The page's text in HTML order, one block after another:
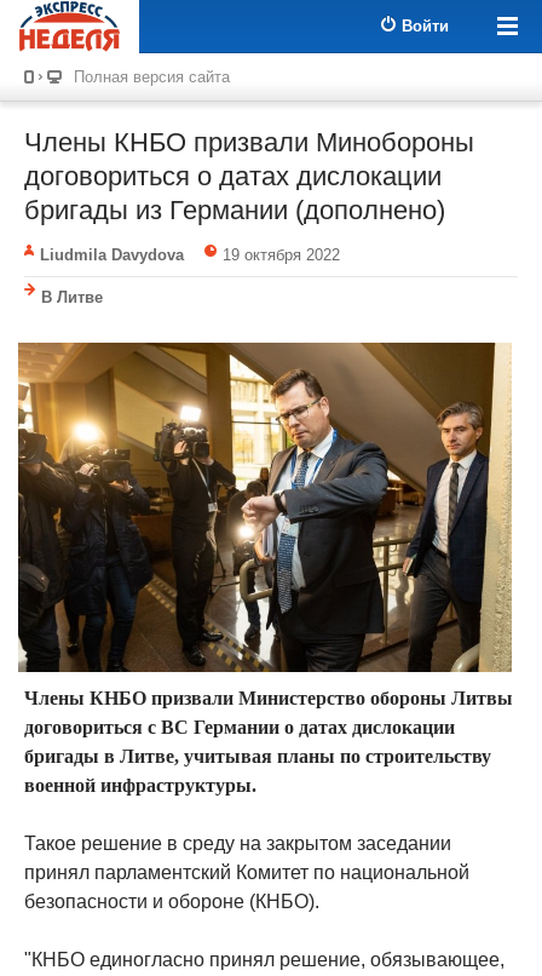
Войти
Полная версия сайта
Члены КНБО призвали Минобороны
договориться о датах дислокации
бригады из Германии (дополнено)
Liudmila Davydova 19 октября 2022
В Литве
Члены КНБО призвали Министерство обороны Литвы
договориться с ВС Германии о датах дислокации
бригады в Литве, учитывая планы по строительству
военной инфраструктуры.
Такое решение в среду на закрытом заседании
принял парламентский Комитет по национальной
безопасности и обороне (КНБО).
"КНБО единогласно принял решение, обязывающее,